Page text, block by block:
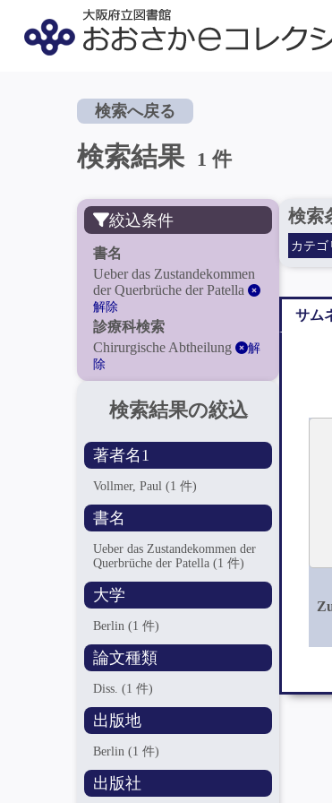
検索へ戻る
検索結果 1 件
絞込条件
書名
Ueber das Zustandekommen
der Querbrüche der Patella
解除
診療科検索
Chirurgische Abtheilung
解
除
検索結果の絞込
著者名1
Vollmer, Paul(1 件)
書名
Ueber das Zustandekommen der
Querbrüche der Patella(1 件)
大学
Berlin(1 件)
論文種類
Diss.(1 件)
出版地
Berlin(1 件)
出版社
検索
カテゴ
サム